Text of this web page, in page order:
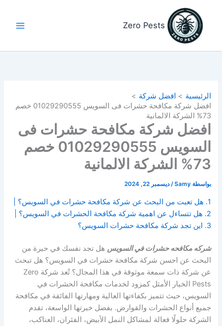
المحتوى
Zero Pests
الرئيسية
افضل شركة
افضل شركة مكافحة حشرات فى السويس 01029290555 خصم
73% الشركة الالمانية
افضل شركة مكافحة حشرات فى
السويس 01029290555 خصم
73% الشركة الالمانية
بواسطة Samy
/ديسمبر 22, 2024
1. هل تعبت من البحث عن شركة مكافحة حشرات في السويس؟ |
2. هل تتساءل عن اهمية شركة مكافحة الحشرات في السويس؟ |
3. اين تجد شركة مكافحة حشرات السويس؟
شركه مكافحه حشرات في السويس هل تجد نفسك في حيرة من
البحث عن احسن شركة مكافحة حشرات في السويس؟ هل تبحث
عن شركة ذات سمعة موثوقة في هذا المجال؟ تُعد شركة Zero
Pests الخيار الأمثل كمزود لخدمات مكافحة الحشرات في
السويس، حيث تتميز بكفاءتها العالية ومهارتها الفائقة في مكافحة
جميع أنواع الحشرات والقوارض. بفضل خبرتها الواسعة، تقدم
الشركة حلولًا فعالة لمشاكل النمل الأبيض، الفئران، العناكب،